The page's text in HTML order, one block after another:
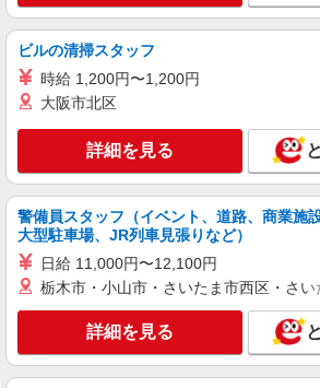
ゴムホースの仕分け・格
給：2063円 ※深夜割増：
埼玉県加須市
キープ
アルバイト パート
株式会社バイトレ（ADM251205GN02）
【接客なし】静かな職
時給1364円〜時給
る）
埼玉県加須市
キープ
ビルの清掃スタッフ
時給 1,200円〜1,200円
大阪市北区
詳細を見る
警備員スタッフ（イベント、道路、商業施設
大型駐車場、JR列車見張りなど）
日給 11,000円〜12,100円
栃木市・小山市・さいたま市西区・さ
詳細を見る